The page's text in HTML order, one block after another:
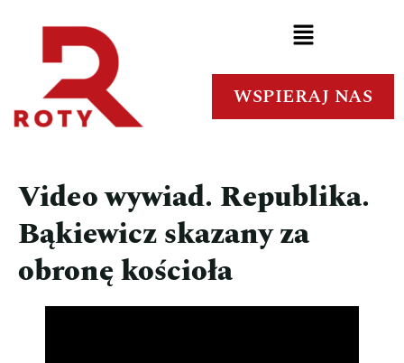
WSPIERAJ NAS
Video wywiad. Republika.
Bąkiewicz skazany za
obronę kościoła